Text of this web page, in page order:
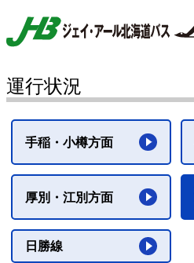
運行状況
手稲・小樽方面
厚別・江別方面
日勝線